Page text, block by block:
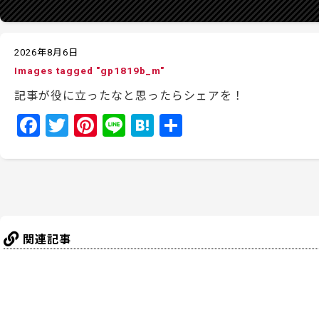
2026年8月6日
Images tagged "gp1819b_m"
記事が役に立ったなと思ったらシェアを！
F
o
T
Pi Li H
関連記事